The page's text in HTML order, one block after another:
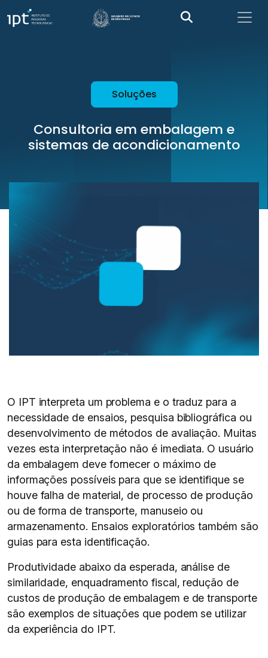
Soluções
Consultoria em embalagem e
sistemas de acondicionamento
O IPT interpreta um problema e o traduz para a
necessidade de ensaios, pesquisa bibliográfica ou
desenvolvimento de métodos de avaliação. Muitas
vezes esta interpretação não é imediata. O usuário
da embalagem deve fornecer o máximo de
informações possíveis para que se identifique se
houve falha de material, de processo de produção
ou de forma de transporte, manuseio ou
armazenamento. Ensaios exploratórios também são
guias para esta identificação.
Produtividade abaixo da esperada, análise de
similaridade, enquadramento fiscal, redução de
custos de produção de embalagem e de transporte
são exemplos de situações que podem se utilizar
da experiência do IPT.